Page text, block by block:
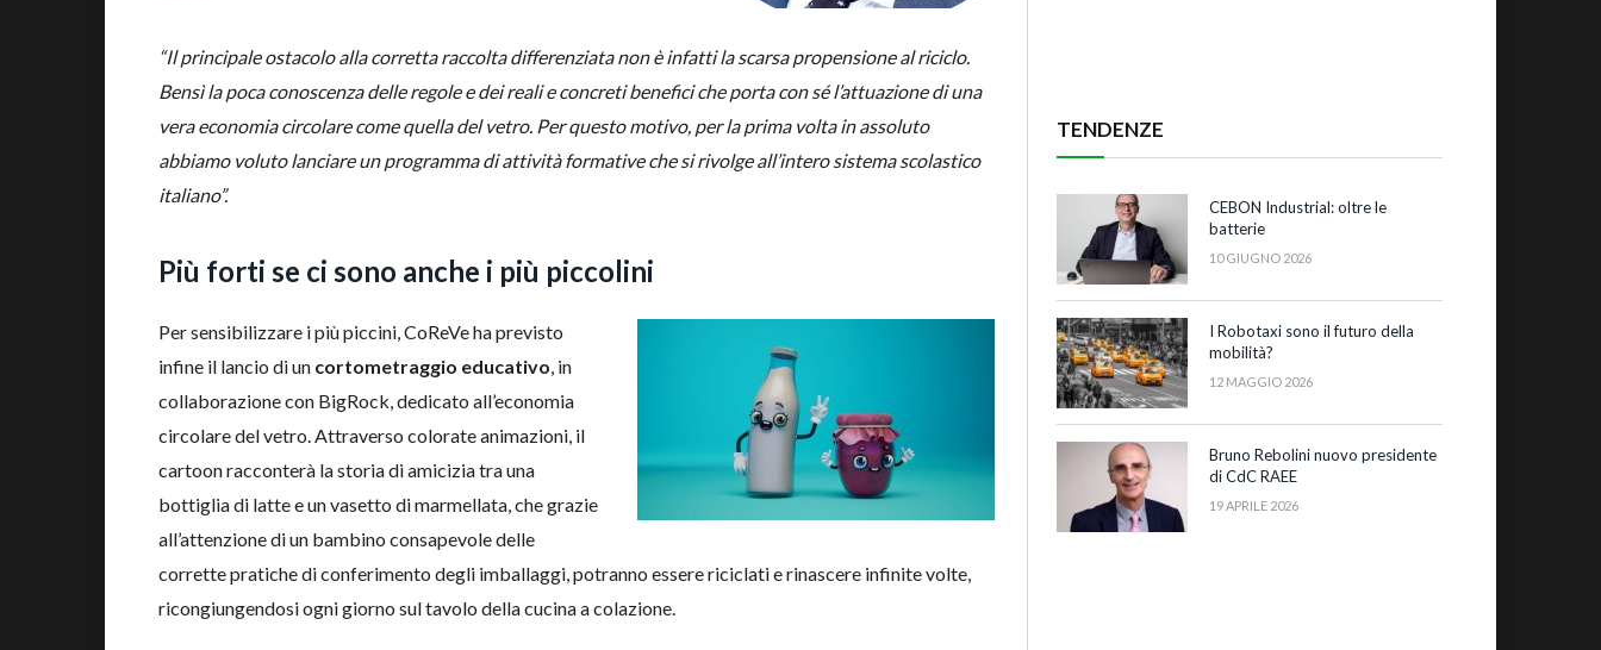
“Il principale ostacolo alla corretta raccolta differenziata non è infatti la scarsa propensione al riciclo.
Bensì la poca conoscenza delle regole e dei reali e concreti benefici che porta con sé l’attuazione di una
vera economia circolare come quella del vetro. Per questo motivo, per la prima volta in assoluto
abbiamo voluto lanciare un programma di attività formative che si rivolge all’intero sistema scolastico
italiano”.
Più forti se ci sono anche i più piccolini
Per sensibilizzare i più piccini, CoReVe ha previsto
infine il lancio di un cortometraggio educativo, in
collaborazione con BigRock, dedicato all’economia
circolare del vetro. Attraverso colorate animazioni, il
cartoon racconterà la storia di amicizia tra una
bottiglia di latte e un vasetto di marmellata, che grazie
all’attenzione di un bambino consapevole delle
corrette pratiche di conferimento degli imballaggi, potranno essere riciclati e rinascere infinite volte,
ricongiungendosi ogni giorno sul tavolo della cucina a colazione.
TENDENZE
CEBON Industrial: oltre le
batterie
10 GIUGNO 2026
I Robotaxi sono il futuro della
mobilità?
12 MAGGIO 2026
Bruno Rebolini nuovo presidente
di CdC RAEE
19 APRILE 2026